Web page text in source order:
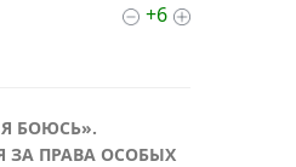
+6
БОЮСЬ».
ЗА ПРАВА ОСОБЫХ